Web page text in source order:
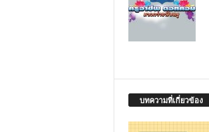
บทความที่เกี่ยวข้อง